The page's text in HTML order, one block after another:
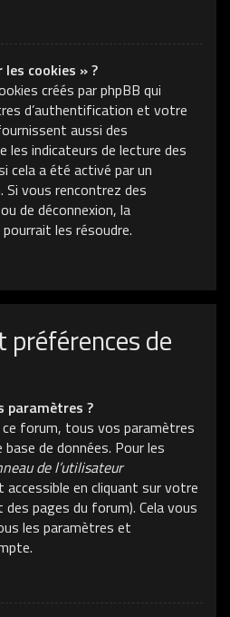
cookies » ?
créés par phpBB qui
d’authentification et votre
aussi des
indicateurs de lecture des
cela a été activé par un
vous rencontrez des
de déconnexion, la
les résoudre.
de
paramètres ?
forum, tous vos paramètres
de données. Pour les
de l’utilisateur
accessible en cliquant sur votre
pages du forum). Cela vous
les paramètres et